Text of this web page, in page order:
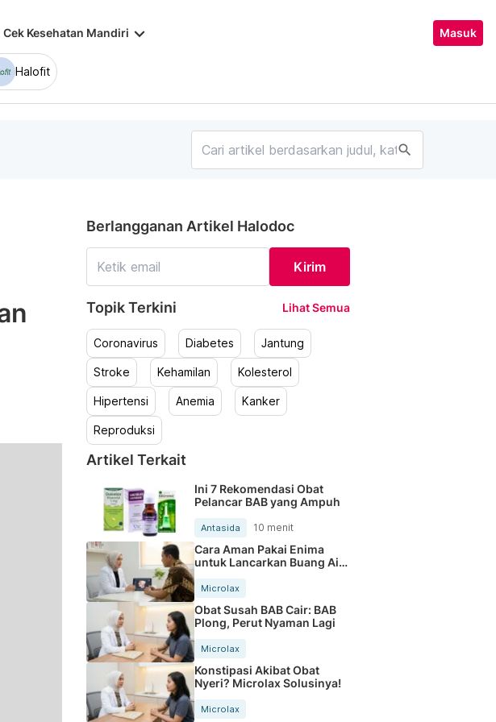
Cek Kesehatan Mandiri keyboard_arrow_down Masuk
Halofit
search
Berlangganan Artikel Halodoc
Kirim
Topik Terkini Lihat Semua
Coronavirus Diabetes Jantung
Stroke Kehamilan Kolesterol
Hipertensi Anemia Kanker
Reproduksi
Artikel Terkait
Ini 7 Rekomendasi Obat
Pelancar BAB yang Ampuh
Antasida 10 menit
Cara Aman Pakai Enima
untuk Lancarkan Buang Air
Besar
Microlax
Obat Susah BAB Cair: BAB
Plong, Perut Nyaman Lagi
Microlax
Konstipasi Akibat Obat
Nyeri? Microlax Solusinya!
Microlax